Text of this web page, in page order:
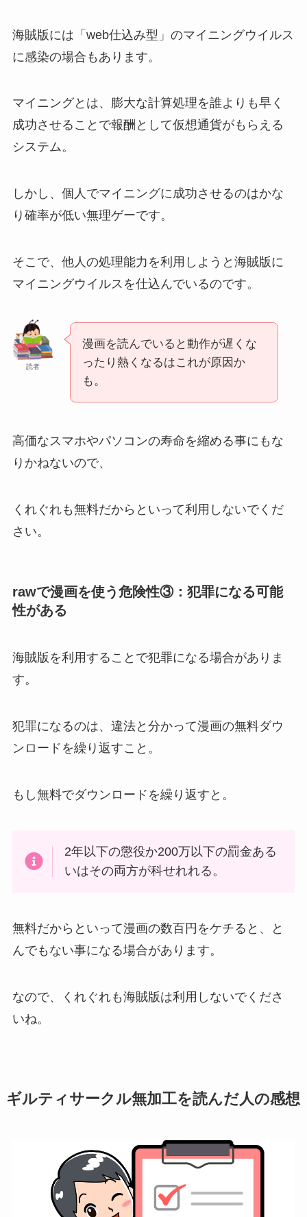
海賊版には「web仕込み型」のマイニングウイルス
に感染の場合もあります。
マイニングとは、膨大な計算処理を誰よりも早く
成功させることで報酬として仮想通貨がもらえる
システム。
しかし、個人でマイニングに成功させるのはかな
り確率が低い無理ゲーです。
そこで、他人の処理能力を利用しようと海賊版に
マイニングウイルスを仕込んでいるのです。
読者
漫画を読んでいると動作が遅くな
ったり熱くなるはこれが原因か
も。
高価なスマホやパソコンの寿命を縮める事にもな
りかねないので、
くれぐれも無料だからといって利用しないでくだ
さい。
rawで漫画を使う危険性③：犯罪になる可能
性がある
海賊版を利用することで犯罪になる場合がありま
す。
犯罪になるのは、違法と分かって漫画の無料ダウ
ンロードを繰り返すこと。
もし無料でダウンロードを繰り返すと。
2年以下の懲役か200万以下の罰金ある
いはその両方が科せれれる。
無料だからといって漫画の数百円をケチると、と
んでもない事になる場合があります。
なので、くれぐれも海賊版は利用しないでくださ
いね。
ギルティサークル無加工を読んだ人の感想